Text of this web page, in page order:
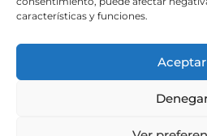
características y funciones.
Aceptar
Política de Cookies